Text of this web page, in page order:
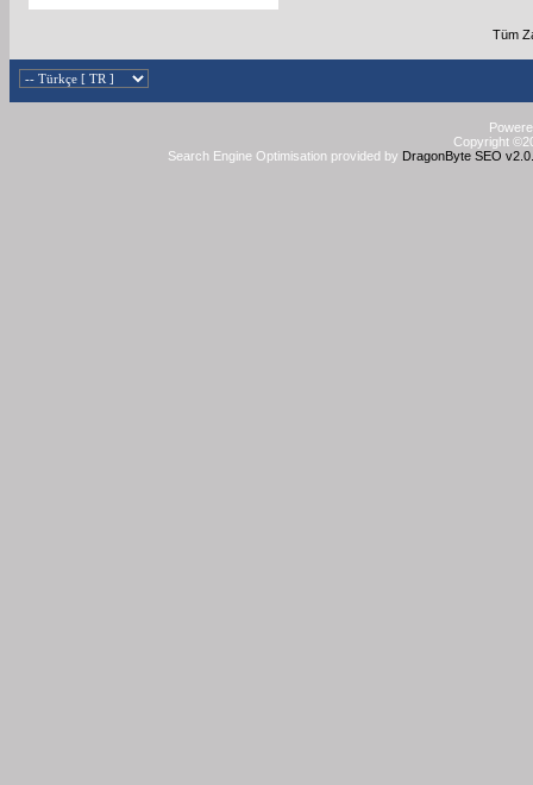
Tüm
Copyright
Search Engine Optimisation provided by DragonByte SEO